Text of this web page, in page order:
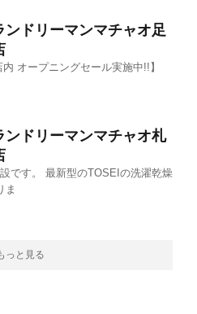
ンドリーマンマチャオ足
オープニングセール実施中!!】
ンドリーマンマチャオ札
です。 最新型のTOSEIの洗濯乾燥
ま
っと見る